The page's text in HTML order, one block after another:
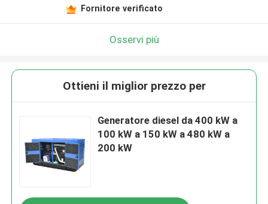
Fornitore verificato
Osservi più
Ottieni il miglior prezzo per
Generatore diesel da 400 kW a
100 kW a 150 kW a 480 kW a
200 kW